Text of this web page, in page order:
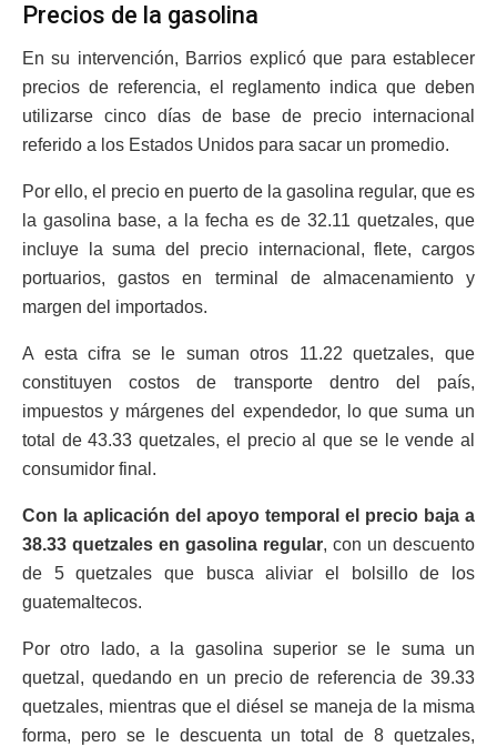
Precios de la gasolina
En su intervención, Barrios explicó que para establecer
precios de referencia, el reglamento indica que deben
utilizarse cinco días de base de precio internacional
referido a los Estados Unidos para sacar un promedio.
Por ello, el precio en puerto de la gasolina regular, que es
la gasolina base, a la fecha es de 32.11 quetzales, que
incluye la suma del precio internacional, flete, cargos
portuarios, gastos en terminal de almacenamiento y
margen del importados.
A esta cifra se le suman otros 11.22 quetzales, que
constituyen costos de transporte dentro del país,
impuestos y márgenes del expendedor, lo que suma un
total de 43.33 quetzales, el precio al que se le vende al
consumidor final.
Con la aplicación del apoyo temporal el precio baja a
38.33 quetzales en gasolina regular, con un descuento
de 5 quetzales que busca aliviar el bolsillo de los
guatemaltecos.
Por otro lado, a la gasolina superior se le suma un
quetzal, quedando en un precio de referencia de 39.33
quetzales, mientras que el diésel se maneja de la misma
forma, pero se le descuenta un total de 8 quetzales,